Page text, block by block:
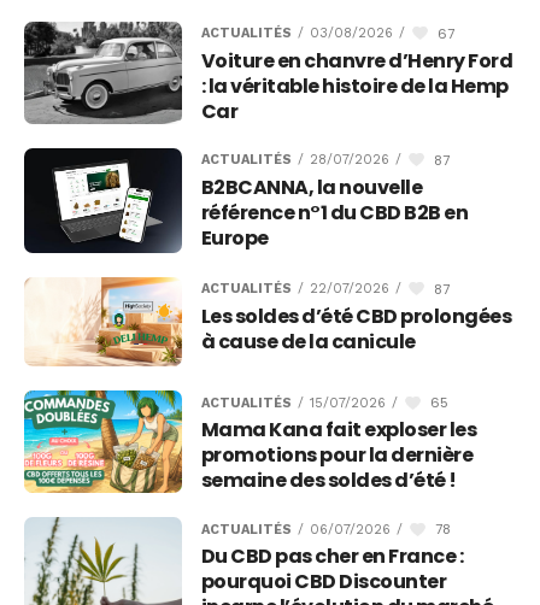
ACTUALITÉS / 03/08/2026 / 67
Voiture en chanvre d’Henry Ford
: la véritable histoire de la Hemp
Car
ACTUALITÉS / 28/07/2026 / 87
B2BCANNA, la nouvelle
référence n°1 du CBD B2B en
Europe
ACTUALITÉS / 22/07/2026 / 87
Les soldes d’été CBD prolongées
à cause de la canicule
ACTUALITÉS / 15/07/2026 / 65
Mama Kana fait exploser les
promotions pour la dernière
semaine des soldes d’été !
ACTUALITÉS / 06/07/2026 / 78
Du CBD pas cher en France :
pourquoi CBD Discounter